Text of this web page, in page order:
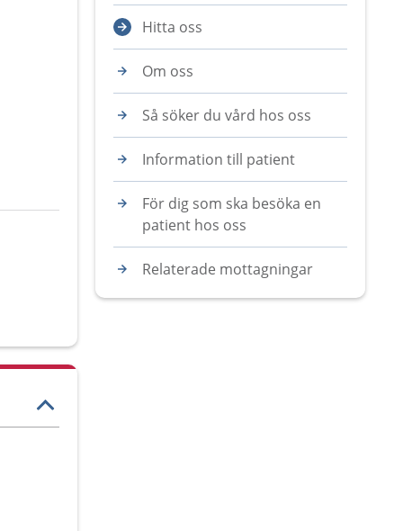
Hitta oss
Om oss
Så söker du vård hos oss
Information till patient
För dig som ska besöka en
patient hos oss
Relaterade mottagningar